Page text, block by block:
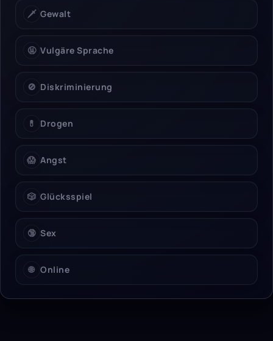
🗡️ Gewalt
🤬 Vulgäre Sprache
🚫 Diskriminierung
💊 Drogen
😱 Angst
🎲 Glücksspiel
🔞 Sex
🌐 Online